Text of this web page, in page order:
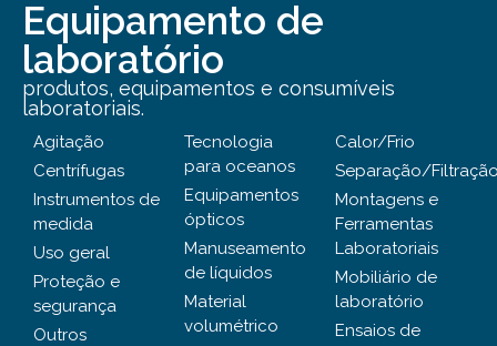
Equipamento de
laboratório
produtos, equipamentos e consumíveis
laboratoriais.
Agitação
Centrífugas
Instrumentos de
medida
Uso geral
Proteção e
segurança
Outros
Tecnologia
para oceanos
Equipamentos
ópticos
Manuseamento
de líquidos
Material
volumétrico
Calor/Frio
Separação/
Montagens e
Ferramentas
Laboratoriais
Mobiliário de
laboratório
Ensaios de